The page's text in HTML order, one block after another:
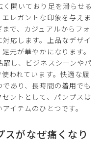
開いており足を滑らせる
レガントな印象を与えま
で、カジュアルからフォ
応します。上品なデザイ
元が華やかになります。
し、ビジネスシーンやパ
われています。快適な履
あり、長時間の着用でも
ントとして、パンプスは
イテムのひとつです。
スがなぜ痛くなり